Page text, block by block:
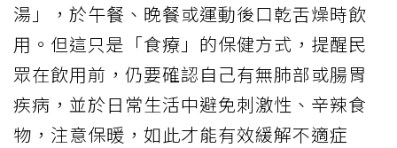
湯」，於午餐、晚餐或運動後口乾舌燥時飲
用。但這只是「食療」的保健方式，提醒民
眾在飲用前，仍要確認自己有無肺部或腸胃
疾病，並於日常生活中避免刺激性、辛辣食
物，注意保暖，如此才能有效緩解不適症